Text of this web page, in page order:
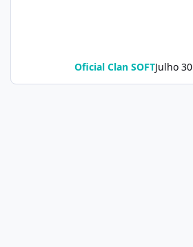
Oficial Clan SOFTJulho 30